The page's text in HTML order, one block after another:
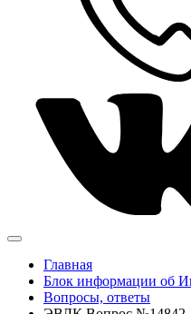
Главная
Блок информации об
Вопросы, ответы